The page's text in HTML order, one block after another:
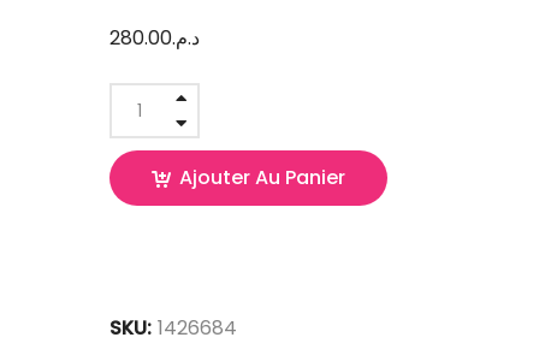
د.م.280.00
Ajouter Au Panier
SKU: 1426684